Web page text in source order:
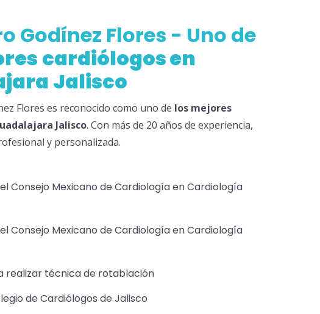
Godínez Flores - Uno de
cardiólogos en
Jalisco
Flores es reconocido como uno de los mejores
Jalisco. Con más de 20 años de experiencia,
y personalizada.
Consejo Mexicano de Cardiología en Cardiología
Consejo Mexicano de Cardiología en Cardiología
realizar técnica de rotablación
de Cardiólogos de Jalisco